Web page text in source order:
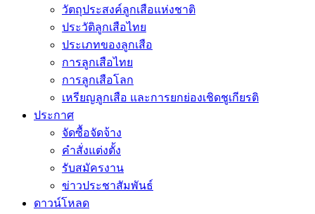
วัตถุประสงค์ลูกเสือแห่งชาติ
ประวัติลูกเสือไทย
ประเภทของลูกเสือ
การลูกเสือไทย
การลูกเสือโลก
เหรียญลูกเสือ และการยกย่องเชิดชูเกียรติ
ประกาศ
จัดซื้อจัดจ้าง
คำสั่งแต่งตั้ง
รับสมัครงาน
ข่าวประชาสัมพันธ์
ดาวน์โหลด